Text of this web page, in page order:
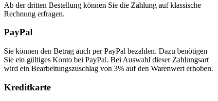
Ab der dritten Bestellung können Sie die Zahlung auf klassische
Rechnung erfragen.
PayPal
Sie können den Betrag auch per PayPal bezahlen. Dazu benötigen
Sie ein gültiges Konto bei PayPal. Bei Auswahl dieser Zahlungsart
wird ein Bearbeitungszuschlag von 3% auf den Warenwert erhoben.
Kreditkarte